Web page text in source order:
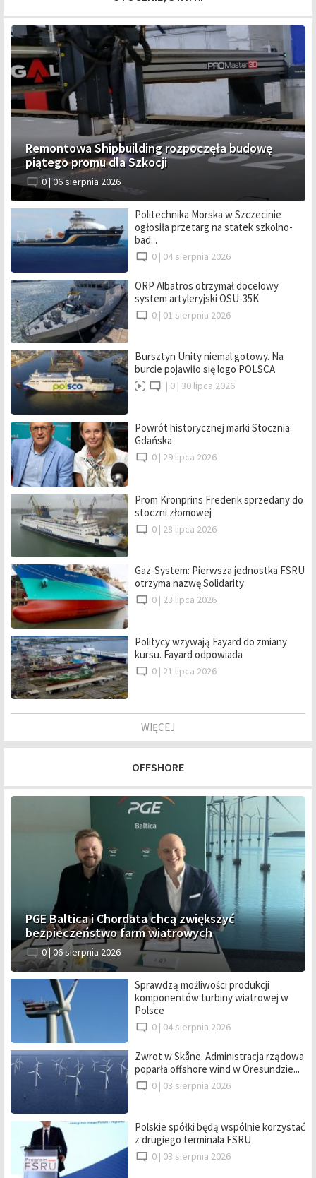
Remontowa Shipbuilding rozpoczęła budowę
piątego promu dla Szkocji
0 |06 sierpnia 2026
Politechnika Morska w Szczecinie
ogłosiła przetarg na statek szkolno-
bad...
0 | 04 sierpnia 2026
ORP Albatros otrzymał docelowy
system artyleryjski OSU-35K
0 | 01 sierpnia 2026
Bursztyn Unity niemal gotowy. Na
burcie pojawiło się logo POLSCA
| 0 | 30 lipca 2026
Powrót historycznej marki Stocznia
Gdańska
0 | 29 lipca 2026
Prom Kronprins Frederik sprzedany do
stoczni złomowej
0 | 28 lipca 2026
Gaz-System: Pierwsza jednostka FSRU
otrzyma nazwę Solidarity
0 | 23 lipca 2026
Politycy wzywają Fayard do zmiany
kursu. Fayard odpowiada
0 | 21 lipca 2026
WIĘCEJ
OFFSHORE
PGE Baltica i Chordata chcą zwiększyć
bezpieczeństwo farm wiatrowych
0 |06 sierpnia 2026
Sprawdzą możliwości produkcji
komponentów turbiny wiatrowej w
Polsce
0 | 04 sierpnia 2026
Zwrot w Skåne. Administracja rządowa
poparła offshore wind w Öresundzie...
0 | 03 sierpnia 2026
Polskie spółki będą wspólnie korzystać
z drugiego terminala FSRU
0 | 03 sierpnia 2026